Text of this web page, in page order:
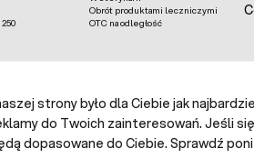
głównego sterownika
W przeciwnym razie dojdzie do
Obrót produktami leczniczymi
OTC na odległość
strony było dla Ciebie jak
do Twoich zainteresowań. Jeśli
dopasowane do Ciebie. Sprawdź